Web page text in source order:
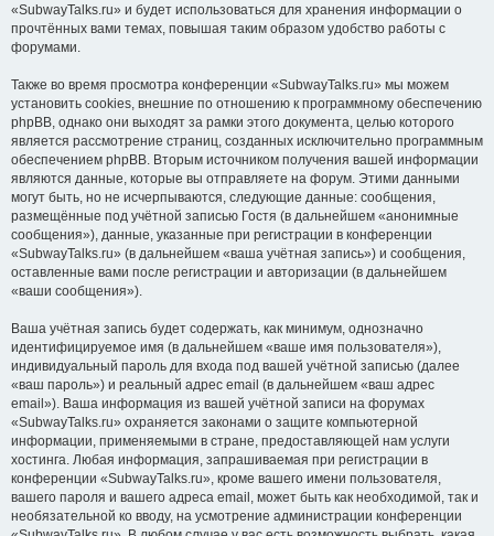
«SubwayTalks.ru» и будет использоваться для хранения информации о
прочтённых вами темах, повышая таким образом удобство работы с
форумами.
Также во время просмотра конференции «SubwayTalks.ru» мы можем
установить cookies, внешние по отношению к программному обеспечению
phpBB, однако они выходят за рамки этого документа, целью которого
является рассмотрение страниц, созданных исключительно программным
обеспечением phpBB. Вторым источником получения вашей информации
являются данные, которые вы отправляете на форум. Этими данными
могут быть, но не исчерпываются, следующие данные: сообщения,
размещённые под учётной записью Гостя (в дальнейшем «анонимные
сообщения»), данные, указанные при регистрации в конференции
«SubwayTalks.ru» (в дальнейшем «ваша учётная запись») и сообщения,
оставленные вами после регистрации и авторизации (в дальнейшем
«ваши сообщения»).
Ваша учётная запись будет содержать, как минимум, однозначно
идентифицируемое имя (в дальнейшем «ваше имя пользователя»),
индивидуальный пароль для входа под вашей учётной записью (далее
«ваш пароль») и реальный адрес email (в дальнейшем «ваш адрес
email»). Ваша информация из вашей учётной записи на форумах
«SubwayTalks.ru» охраняется законами о защите компьютерной
информации, применяемыми в стране, предоставляющей нам услуги
хостинга. Любая информация, запрашиваемая при регистрации в
конференции «SubwayTalks.ru», кроме вашего имени пользователя,
вашего пароля и вашего адреса email, может быть как необходимой, так и
необязательной ко вводу, на усмотрение администрации конференции